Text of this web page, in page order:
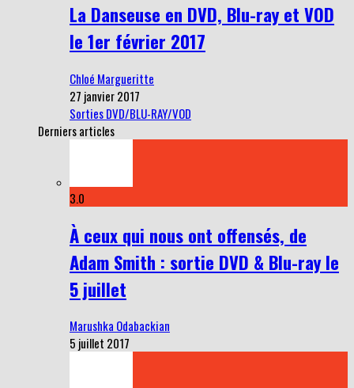
La Danseuse en DVD, Blu-ray et VOD
le 1er février 2017
Chloé Margueritte
27 janvier 2017
Sorties DVD/BLU-RAY/VOD
Derniers articles
3.0
À ceux qui nous ont offensés, de
Adam Smith : sortie DVD & Blu-ray le
5 juillet
Marushka Odabackian
5 juillet 2017